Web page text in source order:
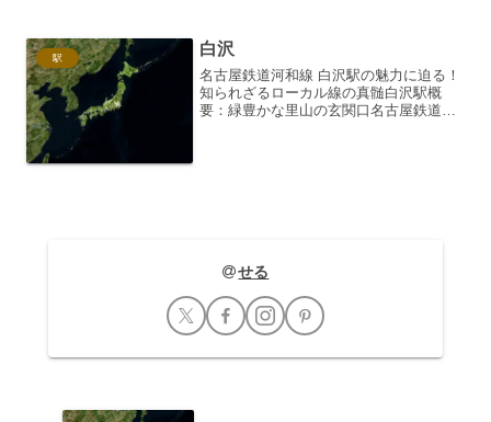
駅 白沢
名古屋鉄道河和線 白沢駅の魅力に迫る！
知られざるローカル線の真髄白沢駅概
要：緑豊かな里山の玄関口名古屋鉄道河
せる